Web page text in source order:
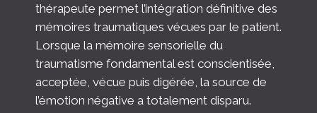
thérapeute permet l’intégration définitive des
mémoires traumatiques vécues par le patient.
Lorsque la mémoire sensorielle du
traumatisme fondamental est conscientisée,
acceptée, vécue puis digérée, la source de
l’émotion négative a totalement disparu.